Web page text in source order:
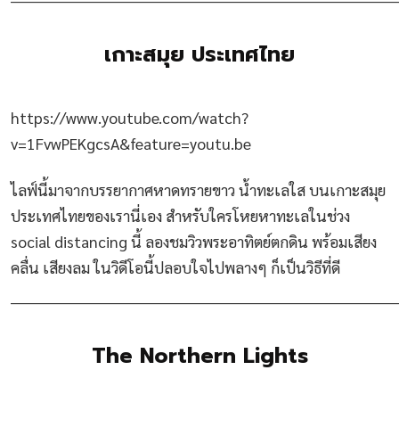
เกาะสมุย ประเทศไทย
https://www.youtube.com/watch?
v=1FvwPEKgcsA&feature=youtu.be
ไลฟ์นี้มาจากบรรยากาศหาดทรายขาว น้ำทะเลใส บนเกาะสมุย
ประเทศไทยของเรานี่เอง สำหรับใครโหยหาทะเลในช่วง
social distancing นี้ ลองชมวิวพระอาทิตย์ตกดิน พร้อมเสียง
คลื่น เสียงลม ในวิดีโอนี้ปลอบใจไปพลางๆ ก็เป็นวิธีที่ดี
The Northern Lights